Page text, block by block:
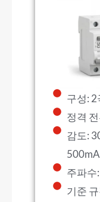
구성: 2
정격
감도:
500mA
주파수
기준